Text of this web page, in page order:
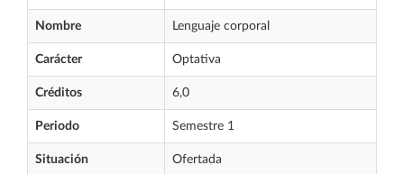
Nombre Lenguaje corporal
Carácter Optativa
Créditos 6,0
Periodo Semestre 1
Situación Ofertada